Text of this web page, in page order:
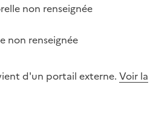
non renseignée
non renseignée
d'un portail externe. Voir la